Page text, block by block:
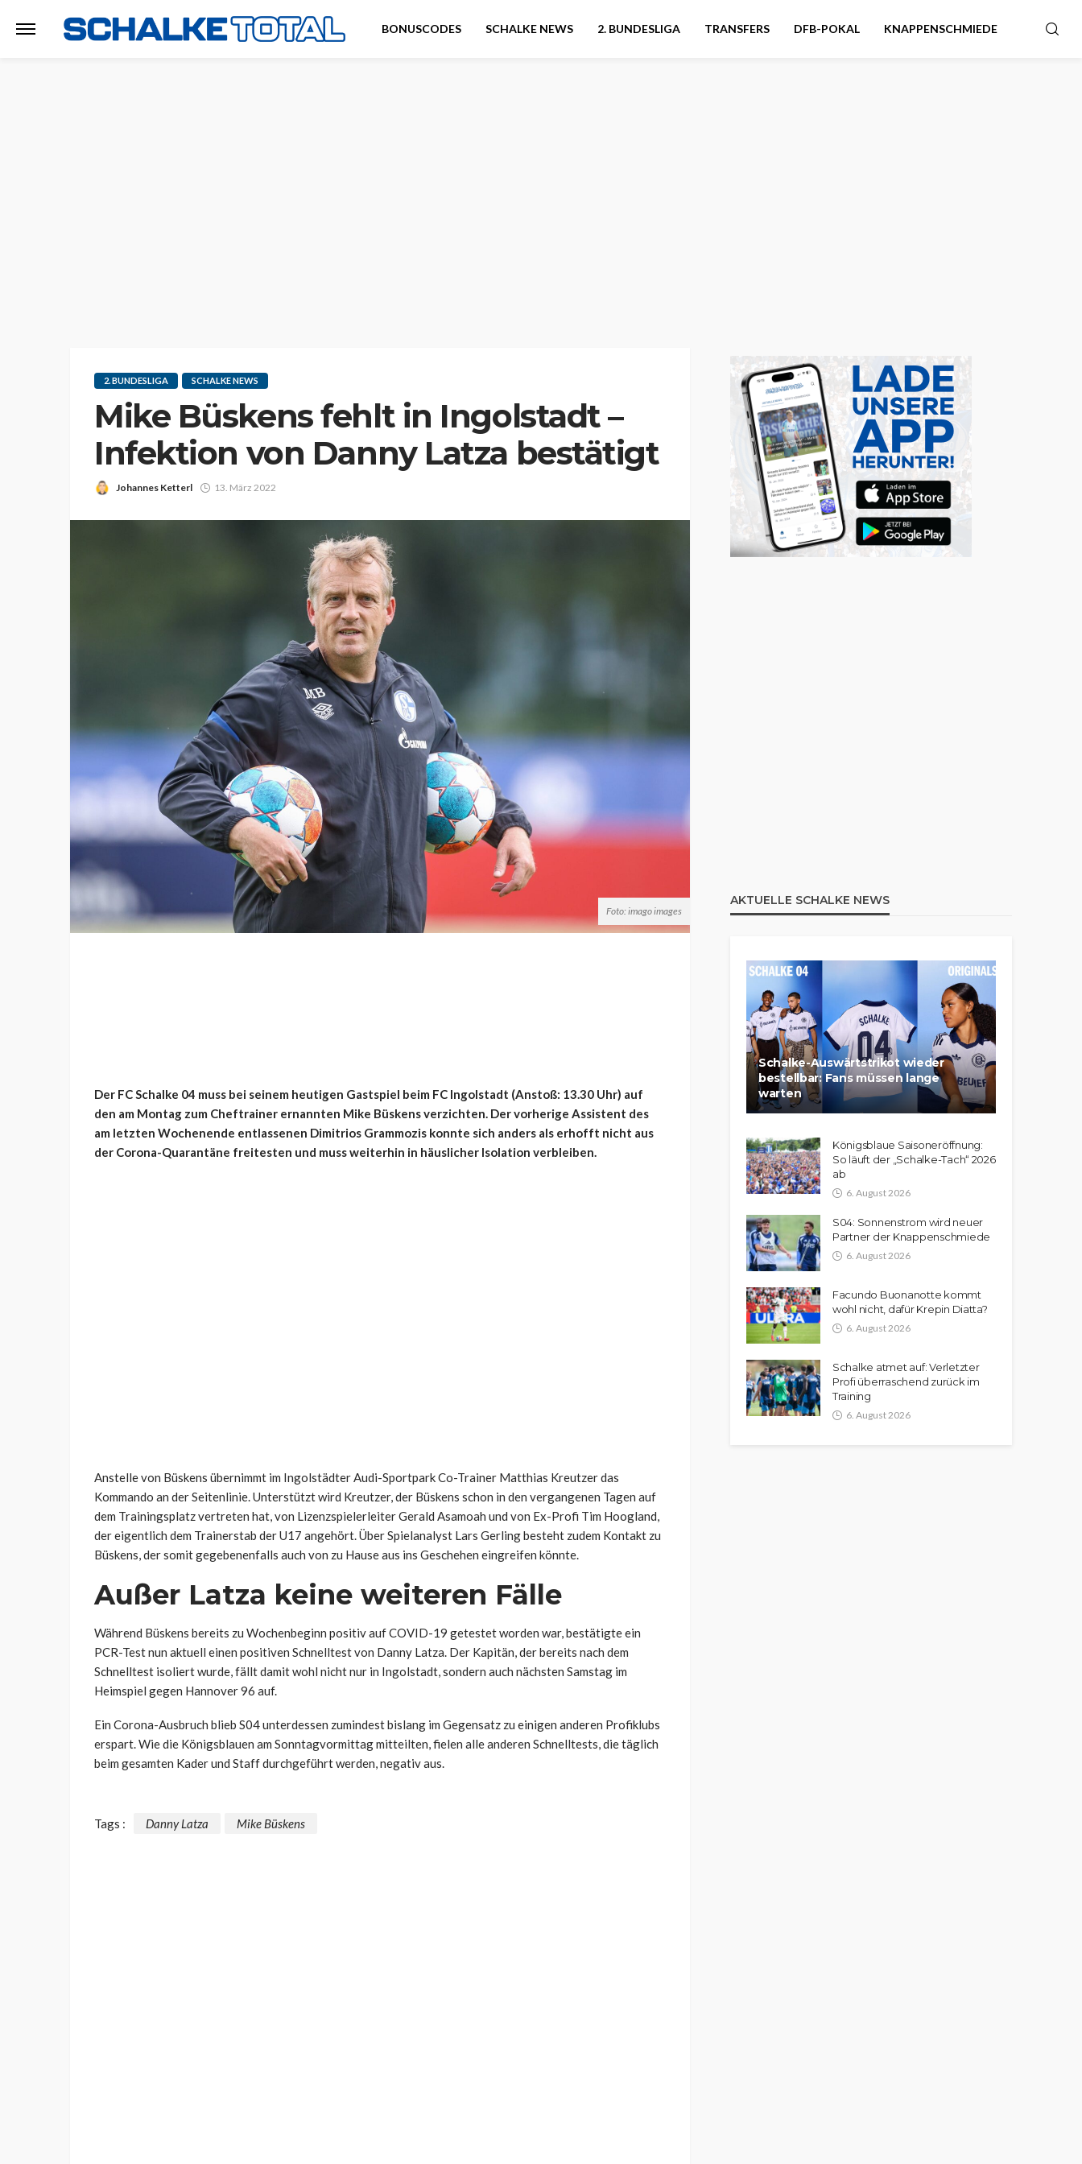
BONUSCODES SCHALKE NEWS 2. BUNDESLIGA TRANSFERS DFB-POKAL KNAPPENSCHMIEDE
2. BUNDESLIGA SCHALKE NEWS
Mike Büskens fehlt in Ingolstadt –
Infektion von Danny Latza bestätigt
Johannes Ketterl 13. März 2022
Foto: imago images
Der FC Schalke 04 muss bei seinem heutigen Gastspiel beim FC Ingolstadt (Anstoß: 13.30 Uhr) auf
den am Montag zum Cheftrainer ernannten Mike Büskens verzichten. Der vorherige Assistent des
am letzten Wochenende entlassenen Dimitrios Grammozis konnte sich anders als erhofft nicht aus
der Corona-Quarantäne freitesten und muss weiterhin in häuslicher Isolation verbleiben.
Anstelle von Büskens übernimmt im Ingolstädter Audi-Sportpark Co-Trainer Matthias Kreutzer das
Kommando an der Seitenlinie. Unterstützt wird Kreutzer, der Büskens schon in den vergangenen Tagen auf
dem Trainingsplatz vertreten hat, von Lizenzspielerleiter Gerald Asamoah und von Ex-Profi Tim Hoogland,
der eigentlich dem Trainerstab der U17 angehört. Über Spielanalyst Lars Gerling besteht zudem Kontakt zu
Büskens, der somit gegebenenfalls auch von zu Hause aus ins Geschehen eingreifen könnte.
Außer Latza keine weiteren Fälle
Während Büskens bereits zu Wochenbeginn positiv auf COVID-19 getestet worden war, bestätigte ein
PCR-Test nun aktuell einen positiven Schnelltest von Danny Latza. Der Kapitän, der bereits nach dem
Schnelltest isoliert wurde, fällt damit wohl nicht nur in Ingolstadt, sondern auch nächsten Samstag im
Heimspiel gegen Hannover 96 auf.
Ein Corona-Ausbruch blieb S04 unterdessen zumindest bislang im Gegensatz zu einigen anderen Profiklubs
erspart. Wie die Königsblauen am Sonntagvormittag mitteilten, fielen alle anderen Schnelltests, die täglich
beim gesamten Kader und Staff durchgeführt werden, negativ aus.
Tags : Danny Latza Mike Büskens
AKTUELLE SCHALKE NEWS
Schalke-Auswärtstrikot wieder
bestellbar: Fans müssen lange
warten
Königsblaue Saisoneröffnung:
So läuft der „Schalke-Tach“ 2026
ab
6. August 2026
S04: Sonnenstrom wird neuer
Partner der Knappenschmiede
6. August 2026
Facundo Buonanotte kommt
wohl nicht, dafür Krepin Diatta?
6. August 2026
Schalke atmet auf: Verletzter
Profi überraschend zurück im
Training
6. August 2026